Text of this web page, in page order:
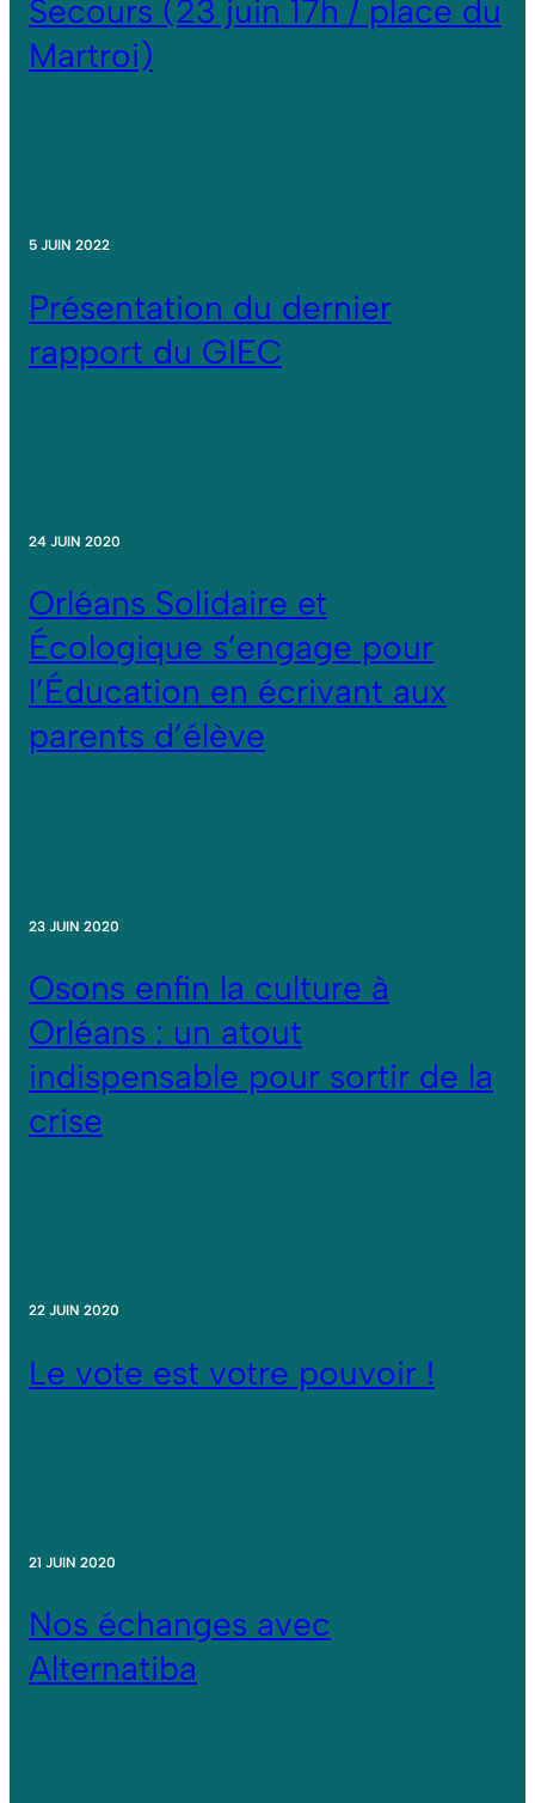
Secours (23 juin 17h / place du
Martroi)
5 JUIN 2022
Présentation du dernier
rapport du GIEC
24 JUIN 2020
Orléans Solidaire et
Écologique s’engage pour
l’Éducation en écrivant aux
parents d’élève
23 JUIN 2020
Osons enfin la culture à
Orléans : un atout
indispensable pour sortir de la
crise
22 JUIN 2020
Le vote est votre pouvoir !
21 JUIN 2020
Nos échanges avec
Alternatiba